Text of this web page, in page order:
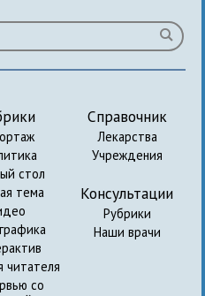
стол
тема
читателя
со
Справочник
Лекарства
Учреждения
Консультации
Рубрики
Наши врачи